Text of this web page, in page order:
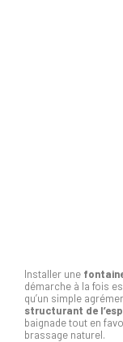
Installer une
démarche à la fois
qu’un simple
structurant de
baignade tout en
brassage naturel.